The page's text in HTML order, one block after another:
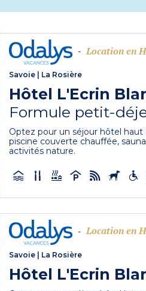
- Location en
Savoie La Rosière
Hôtel L'Ecrin
Formule petit-
Optez pour un séjour hôtel
piscine couverte chauffée,
activités nature.
- Location en
Savoie La Rosière
Hôtel L'Ecrin